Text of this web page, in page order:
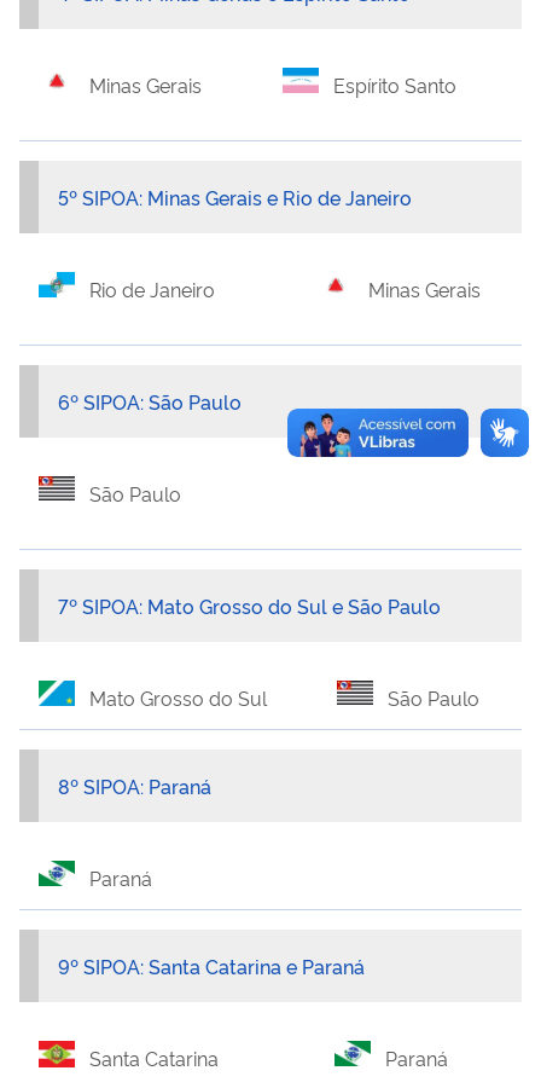
Minas Gerais Espírito Santo
5º SIPOA: Minas Gerais e Rio de Janeiro
Rio de Janeiro Minas Gerais
6º SIPOA: São Paulo
São Paulo
7º SIPOA: Mato Grosso do Sul e São Paulo
Mato Grosso do Sul São Paulo
8º SIPOA: Paraná
Paraná
9º SIPOA: Santa Catarina e Paraná
Santa Catarina Paraná